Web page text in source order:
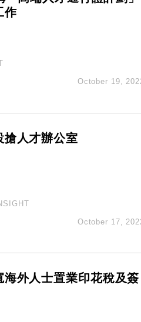
作
October 19,
搶人才辦公室
October 17,
外人士置業印花稅及簽